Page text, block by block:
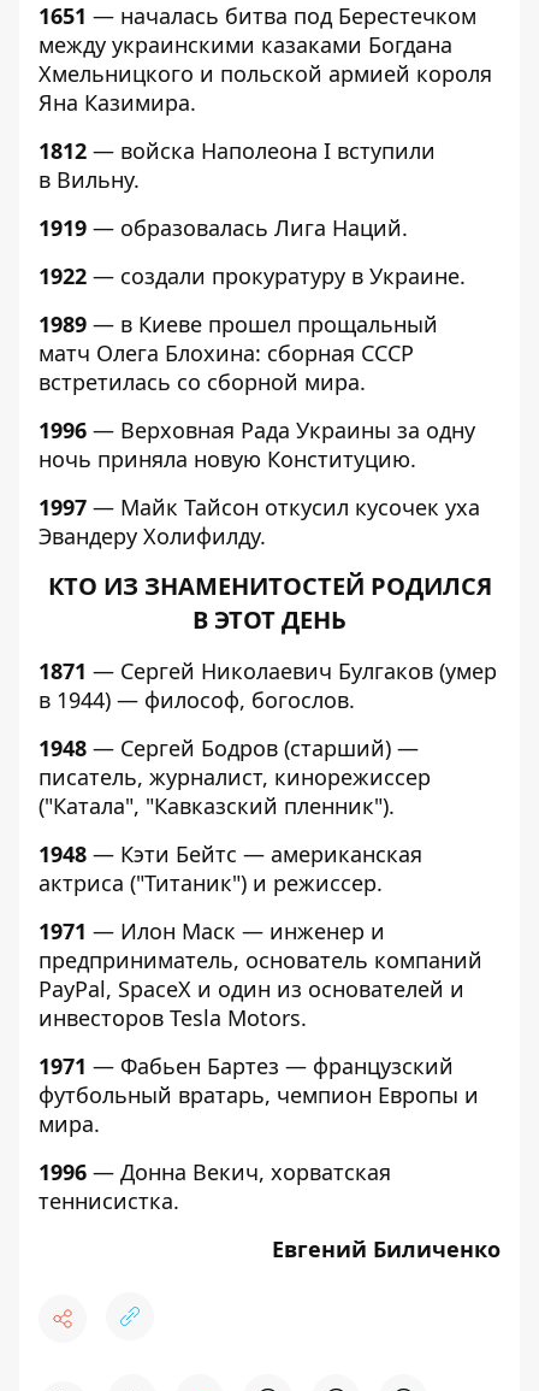
1651 — началась битва под Берестечком
между украинскими казаками Богдана
Хмельницкого и польской армией короля
Яна Казимира.
1812 — войска Наполеона I вступили
в Вильну.
1919 — образовалась Лига Наций.
1922 — создали прокуратуру в Украине.
1989 — в Киеве прошел прощальный
матч Олега Блохина: сборная СССР
встретилась со сборной мира.
1996 — Верховная Рада Украины за одну
ночь приняла новую Конституцию.
1997 — Майк Тайсон откусил кусочек уха
Эвандеру Холифилду.
КТО ИЗ ЗНАМЕНИТОСТЕЙ РОДИЛСЯ
В ЭТОТ ДЕНЬ
1871 — Сергей Николаевич Булгаков (умер
в 1944) — философ, богослов.
1948 — Сергей Бодров (старший) —
писатель, журналист, кинорежиссер
("Катала", "Кавказский пленник").
1948 — Кэти Бейтс — американская
актриса ("Титаник") и режиссер.
1971 — Илон Маск — инженер и
предприниматель, основатель компаний
PayPal, SpaceX и один из основателей и
инвесторов Tesla Motors.
1971 — Фабьен Бартез — французский
футбольный вратарь, чемпион Европы и
мира.
1996 — Донна Векич, хорватская
теннисистка.
Евгений Биличенко